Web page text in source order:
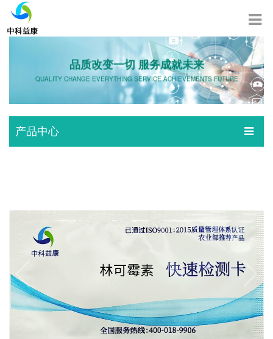
品质改变一切 服务成就未来
QUALITY CHANGE EVERYTHING SERVICE ACHIEVEMENTS FUTURE
产品中心